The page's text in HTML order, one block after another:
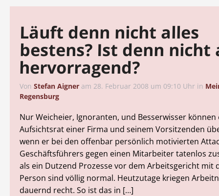
Läuft denn nicht alles
bestens? Ist denn nicht
hervorragend?
Von Stefan Aigner am 28. Februar 2008 um 09:10 Uhr in
Regensburg
Nur Weicheier, Ignoranten, und Besserwisser können
Aufsichtsrat einer Firma und seinem Vorsitzenden
wenn er bei den offenbar persönlich motivierten
Geschäftsführers gegen einen Mitarbeiter tatenlos
als ein Dutzend Prozesse vor dem Arbeitsgericht mit
Person sind völlig normal. Heutzutage kriegen
dauernd recht. So ist das in […]